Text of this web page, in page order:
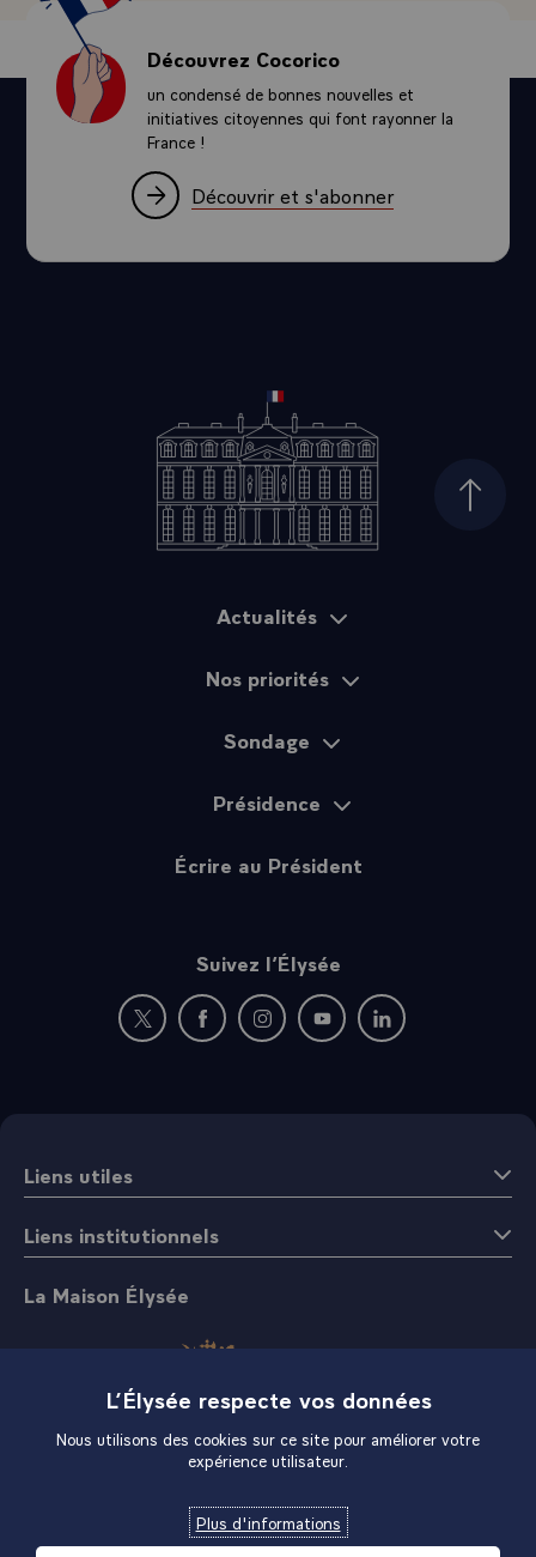
Découvrez Cocorico
un condensé de bonnes nouvelles et
initiatives citoyennes qui font rayonner la
France !
Découvrir et s'abonner
Haut
Actualités
Nos priorités
Sondage
Présidence
Écrire au Président
Suivez l’Élysée
Nouvelle fenêtre : rejoignez-nous sur Twitter
Nouvelle fenêtre : rejoignez-nous sur
Nouvelle fenêtre : rejoignez-nous
Nouvelle fenêtre :
Nouvelle fenêtre :
Liens utiles
Liens institutionnels
La Maison Élysée
L’Élysée respecte vos données
Nous utilisons des cookies sur ce site pour améliorer votre
expérience utilisateur.
Plus d'informations